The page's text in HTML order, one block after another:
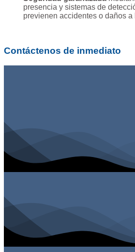
presencia y sistemas de
previenen accidentes o daños a
Contáctenos de inmediato